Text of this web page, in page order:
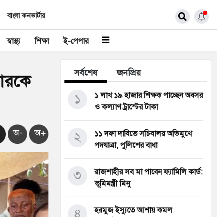
বাংলা কনভার্টার
স্বাস্থ্য শিক্ষা ই-পেপার
অ- অ+
সর্বশেষ জনপ্রিয়
১ লাখ ১৯ হাজার শিক্ষক পাচ্ছেন অবসর
ও কল্যাণ ট্রাস্টের টাকা
১
১১ দফা দাবিতে সচিবালয় অভিমুখে
পদযাত্রা, পুলিশের বাধা
২
রাজশাহীর সব মা পাবেন ফ্যামিলি কার্ড:
ভূমিমন্ত্রী মিনু
৩
হরমুজ ইস্যুতে আশায় কমল
৪